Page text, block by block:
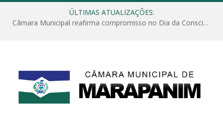
ÚLTIMAS ATUALIZAÇÕES:
Câmara Municipal reafirma compromisso no Dia da Consciência Negra: dignidade, respeito e equidade